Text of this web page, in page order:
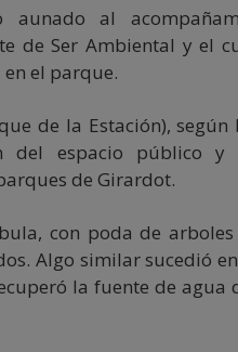
aunado al
de Ser Ambiental y el
el parque.
de la Estación), según
del espacio público y
de Girardot.
con poda de
Algo similar sucedió
la fuente de agua